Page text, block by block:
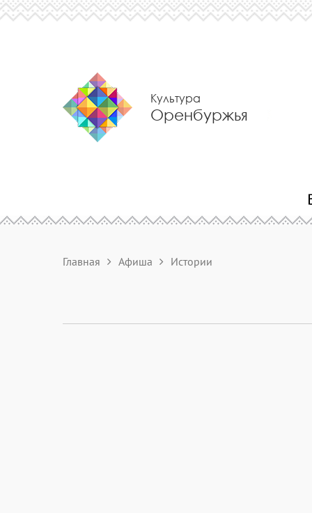
Культура
Оренбуржья
Главная Афиша Истории